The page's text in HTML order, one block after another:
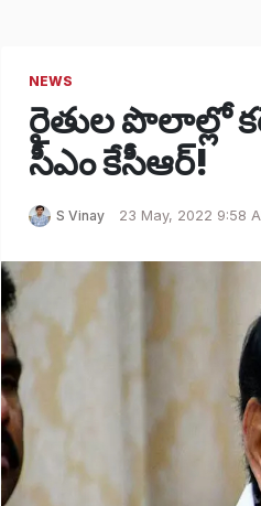
NEWS
రైతుల పొలాల్లో
సీఎం కేసీఆర్!
S Vinay 23 May, 2022 9:58